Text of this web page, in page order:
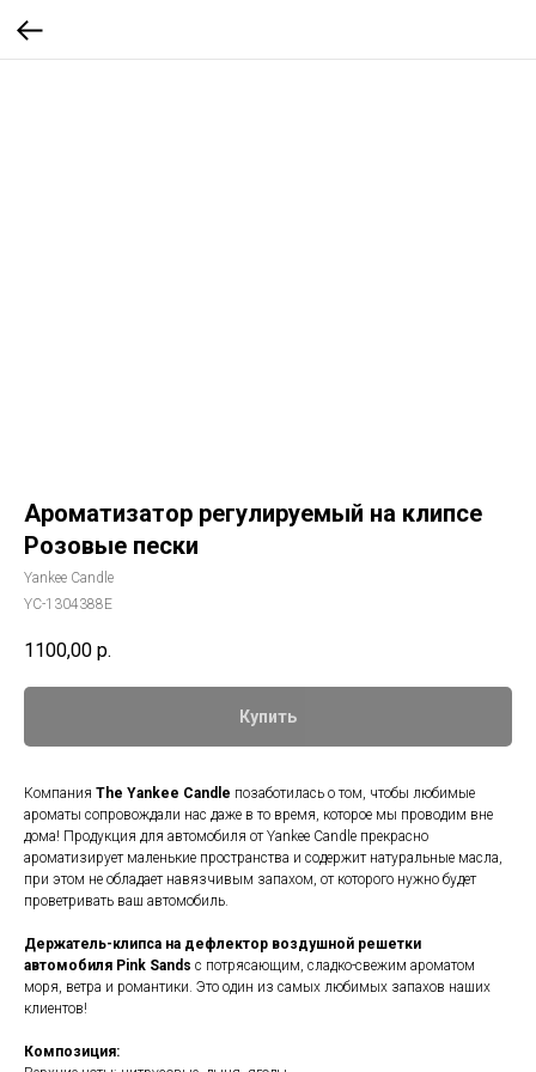
Ароматизатор регулируемый на клипсе
Розовые пески
Yankee Candle
YC-1304388E
1100,00 р.
Купить
Компания The Yankee Candle позаботилась о том, чтобы любимые
ароматы сопровождали нас даже в то время, которое мы проводим вне
дома! Продукция для автомобиля от Yankee Candle прекрасно
ароматизирует маленькие пространства и содержит натуральные масла,
при этом не обладает навязчивым запахом, от которого нужно будет
проветривать ваш автомобиль.
Держатель-клипса на дефлектор воздушной решетки
автомобиля Pink Sands c потрясающим, сладко-свежим ароматом
моря, ветра и романтики. Это один из самых любимых запахов наших
клиентов!
Композиция: